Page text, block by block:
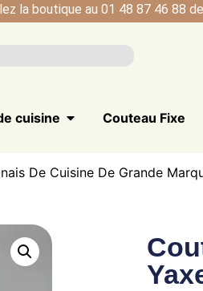
la boutique au 01 48 87 46 88
cuisine Couteau Fixe
De Cuisine De Grande